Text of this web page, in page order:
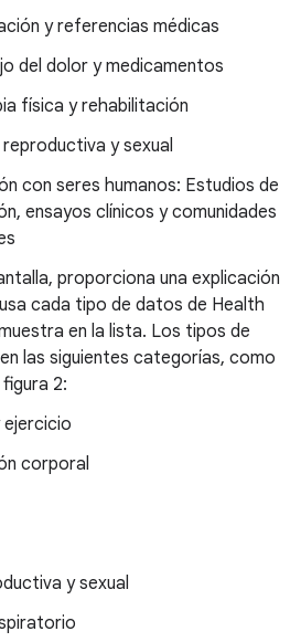
y referencias médicas
del dolor y medicamentos
física y rehabilitación
reproductiva y sexual
con seres humanos: Estudios de
ensayos clínicos y comunidades
proporciona una explicación
cada tipo de datos de Health
en la lista. Los tipos de
las siguientes categorías, como
2:
corporal
y sexual